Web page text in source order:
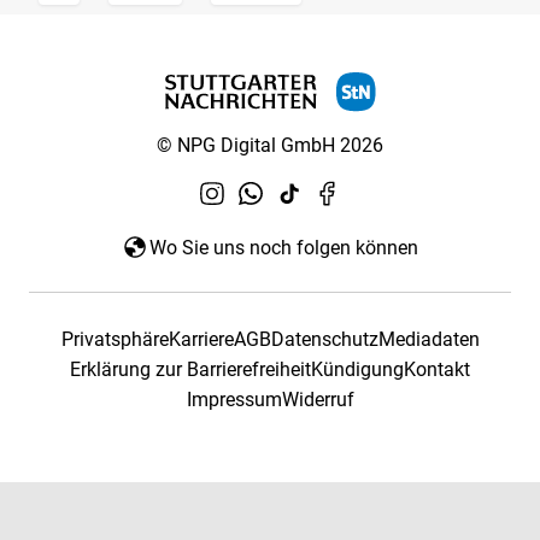
© NPG Digital GmbH 2026
Wo Sie uns noch folgen können
PrivatsphäreKarriereAGBDatenschutzMediadaten
Erklärung zur BarrierefreiheitKündigungKontakt
ImpressumWiderruf